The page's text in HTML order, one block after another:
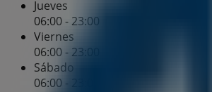
Jueves
06:00 - 23:00
Viernes
06:00 - 23:00
Sábado
06:00 - 23:00